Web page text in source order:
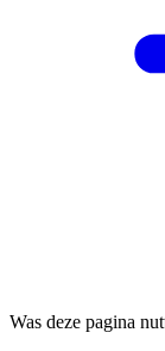
Was deze pagina